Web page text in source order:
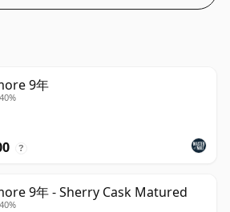
9年
?
9年 - Sherry Cask Matured